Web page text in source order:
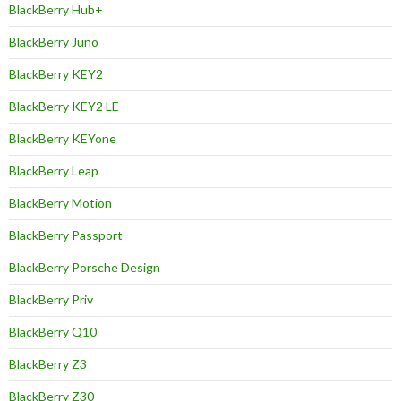
BlackBerry Hub+
BlackBerry Juno
BlackBerry KEY2
BlackBerry KEY2 LE
BlackBerry KEYone
BlackBerry Leap
BlackBerry Motion
BlackBerry Passport
BlackBerry Porsche Design
BlackBerry Priv
BlackBerry Q10
BlackBerry Z3
BlackBerry Z30